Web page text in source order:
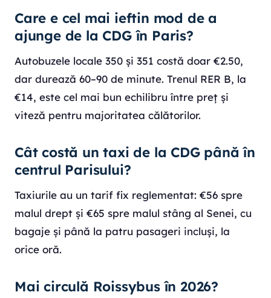
Care e cel mai ieftin mod de a
ajunge de la CDG în Paris?
Autobuzele locale 350 și 351 costă doar €2.50,
dar durează 60–90 de minute. Trenul RER B, la
€14, este cel mai bun echilibru între preț și
viteză pentru majoritatea călătorilor.
Cât costă un taxi de la CDG până în
centrul Parisului?
Taxiurile au un tarif fix reglementat: €56 spre
malul drept și €65 spre malul stâng al Senei, cu
bagaje și până la patru pasageri incluși, la
orice oră.
Mai circulă Roissybus în 2026?